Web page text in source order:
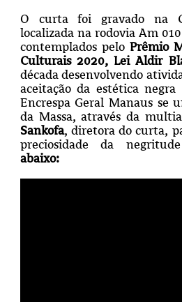
O curta foi gravado na
localizada na rodovia Am
contemplados pelo Prêmio
Culturais 2020, Lei Aldir
década desenvolvendo
aceitação da estética
Encrespa Geral Manaus se
da Massa, através da
Sankofa, diretora do curta,
preciosidade da
abaixo: